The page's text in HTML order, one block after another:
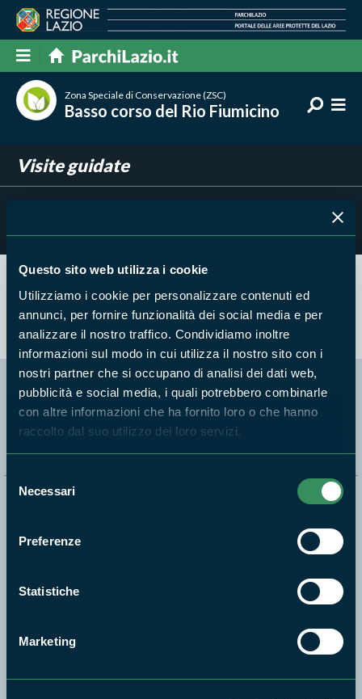
Questo sito web utilizza i cookie
Utilizziamo i cookie per personalizzare contenuti ed
annunci, per fornire funzionalità dei social media e per
analizzare il nostro traffico. Condividiamo inoltre
informazioni sul modo in cui utilizza il nostro sito con i
nostri partner che si occupano di analisi dei dati web,
pubblicità e social media, i quali potrebbero combinarle
con altre informazioni che ha fornito loro o che hanno
raccolto dal suo utilizzo dei loro servizi.
Selezione
delNecessari
Preferenze
Statistiche
Marketing
Zona Speciale di Conservazione (ZSC)
Basso corso del Rio Fiumicino
Visite guidate
Risultati trovati:0
Nessun risultato trovato
Segui i nostri social ufficiali